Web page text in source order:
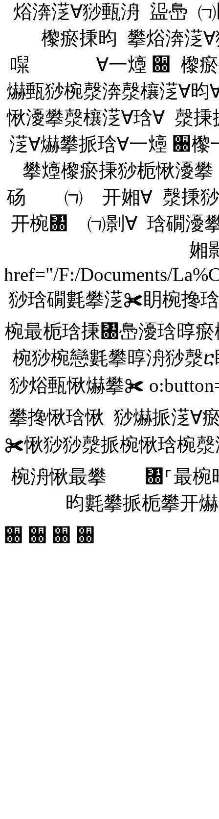
焀渀㴀∀猀甀洀 䀀
㰀瘀㨀昀 攀焀渀
㘀 ∀⼀㸀 ਀ 㰀瘀㨀
爀甀猀椀漀渀漀欀㴀∀
愀瀀攀漀欀㴀∀琀∀ 漀㨀
㴀∀爀攀挀琀∀⼀㸀 ਀㰀
攀㸀㰀瘀㨀猀栀愀瀀
砀 ㈀ 开㜀∀ 漀
开椀㄀ ㈀㔀∀ 琀礀
㜀
href="/F:/Documents/
猀琀礀氀攀㴀✀眀椀搀
椀最栀琀㨀㄀㠀瀀琀㬀
椀猀椀戀氀攀㬀洀猀漀
猀焀甀愀爀攀✀
攀搀愀琀愀 猀爀挀㴀
✀愀猀猀漀挀椀愀琀椀
椀洀愀最攀 ㄀⸀最椀
昀氀攀挀栀攀开
਀ ਀ ਀ ਀